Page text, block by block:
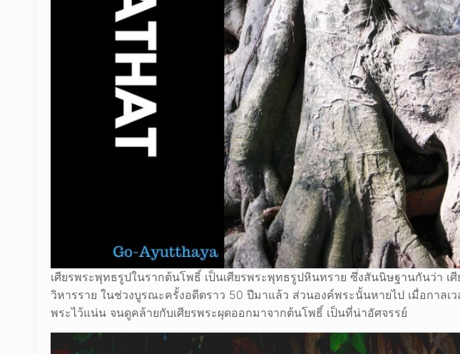
เศียรพระพุทธรูปในรากต้นโพธิ์ เป็นเศียรพระพุทธรูปหินทราย ซึ่งสันนิษฐานกันว่า
วิหารราย ในช่วงบูรณะครั้งอดีตราว 50 ปีมาแล้ว ส่วนองค์พระนั้นหายไป เมื่อกาลเ
พระไว้แน่น จนดูคล้ายกับเศียรพระผุดออกมาจากต้นโพธิ์ เป็นที่น่าอัศจรรย์